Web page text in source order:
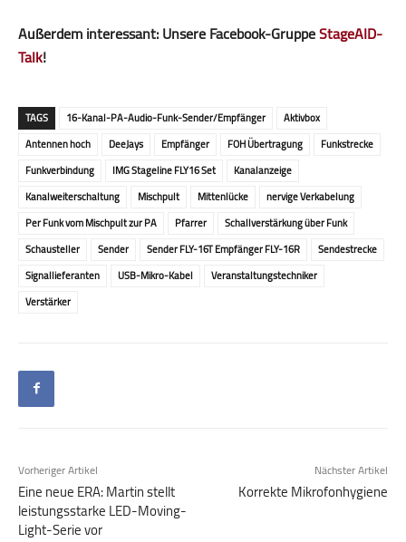
Außerdem interessant: Unsere Facebook-GruppeStageAID-
Talk!
TAGS 16-Kanal-PA-Audio-Funk-Sender/Empfänger
Aktivbox
Antennen hoch
DeeJays Empfänger FOH Übertragung
Funkstrecke
Funkverbindung
IMG Stageline FLY16 Set
Kanalanzeige
Kanalweiterschaltung
Mischpult Mittenlücke
nervige Verkabelung
Per Funk vom Mischpult zur PA
Pfarrer
Schallverstärkung über Funk
Schausteller
Sender Sender FLY-16T Empfänger FLY-16R
Sendestrecke
Signallieferanten
USB-Mikro-Kabel
Veranstaltungstechniker
Verstärker
Vorheriger Artikel
Eine neue ERA: Martin stellt
leistungsstarke LED-Moving-
Light-Serie vor
Nächster Artikel
Korrekte Mikrofonhygiene